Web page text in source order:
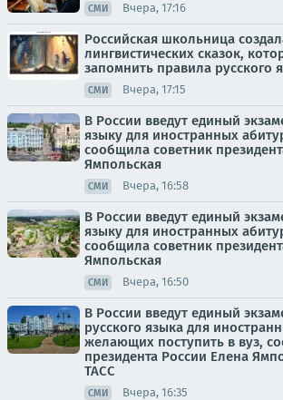
СМИ Вчера, 17:16
Российская школьница
лингвистических сказок,
запомнить правила русского
СМИ Вчера, 17:15
В России введут единый
языку для иностранных
сообщила советник
Ямпольская
СМИ Вчера, 16:58
В России введут единый
языку для иностранных
сообщила советник
Ямпольская
СМИ Вчера, 16:50
В России введут единый
русского языка для
желающих поступить в вуз,
президента России Елена
ТАСС
СМИ Вчера, 16:35